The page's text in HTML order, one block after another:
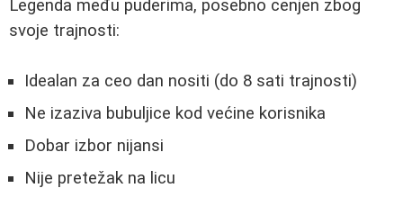
Legenda među puderima, posebno cenjen zbog
svoje trajnosti:
Idealan za ceo dan nositi (do 8 sati trajnosti)
Ne izaziva bubuljice kod većine korisnika
Dobar izbor nijansi
Nije pretežak na licu